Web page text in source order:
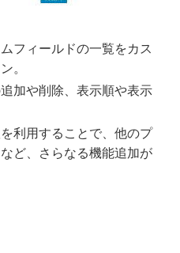
フィールドの一覧をカス
。
加や削除、表示順や表示
利用することで、他のプ
ど、さらなる機能追加が